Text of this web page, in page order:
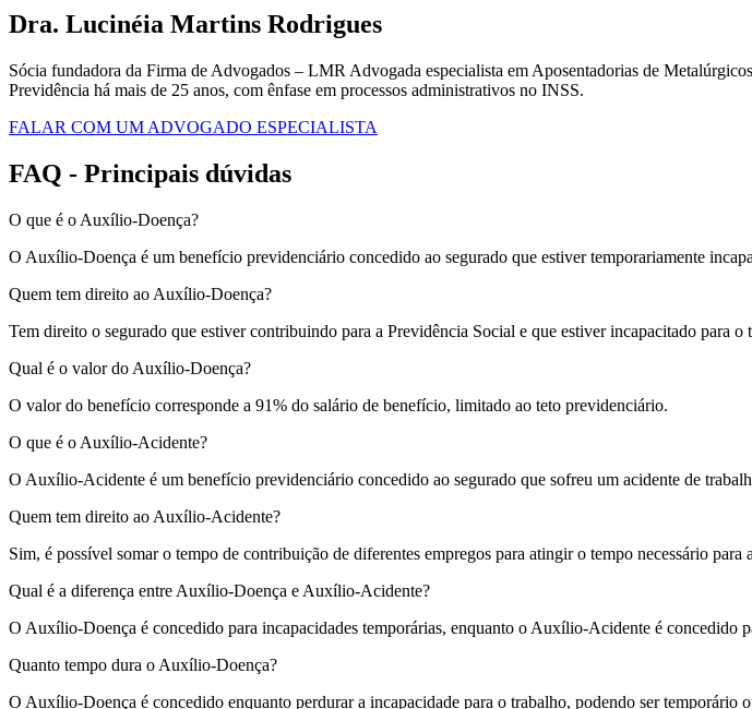
Dra. Lucinéia Martins Rodrigues
Sócia fundadora da Firma de Advogados – LMR Advogada especialista em Aposentadorias de
Previdência há mais de 25 anos, com ênfase em processos administrativos no INSS.
FALAR COM UM ADVOGADO ESPECIALISTA
FAQ - Principais dúvidas
O que é o Auxílio-Doença?
O Auxílio-Doença é um benefício previdenciário concedido ao segurado que estiver temporariamente
Quem tem direito ao Auxílio-Doença?
Tem direito o segurado que estiver contribuindo para a Previdência Social e que estiver incapacitado para o
Qual é o valor do Auxílio-Doença?
O valor do benefício corresponde a 91% do salário de benefício, limitado ao teto previdenciário.
O que é o Auxílio-Acidente?
O Auxílio-Acidente é um benefício previdenciário concedido ao segurado que sofreu um acidente de
Quem tem direito ao Auxílio-Acidente?
Sim, é possível somar o tempo de contribuição de diferentes empregos para atingir o tempo necessário para
Qual é a diferença entre Auxílio-Doença e Auxílio-Acidente?
O Auxílio-Doença é concedido para incapacidades temporárias, enquanto o Auxílio-Acidente é concedido
Quanto tempo dura o Auxílio-Doença?
O Auxílio-Doença é concedido enquanto perdurar a incapacidade para o trabalho, podendo ser temporário